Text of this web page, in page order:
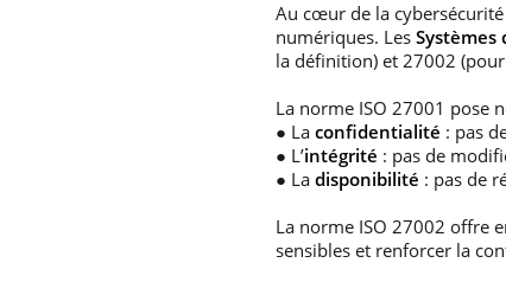
Au cœur de la
numériques. Les Systèmes
la définition) et 27002
La norme ISO 27001 pose
● La confidentialité : pas
● L’intégrité : pas de
● La disponibilité : pas de
La norme ISO 27002 offre
sensibles et renforcer la